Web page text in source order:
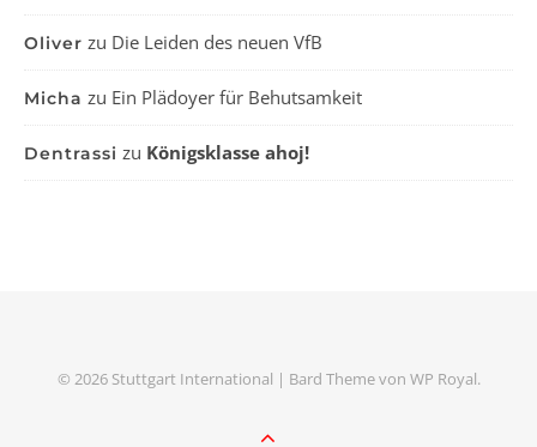
Oliver zu Die Leiden des neuen VfB
Micha zu Ein Plädoyer für Behutsamkeit
Dentrassi zu Königsklasse ahoj!
© 2026 Stuttgart International | Bard Theme von WP Royal.